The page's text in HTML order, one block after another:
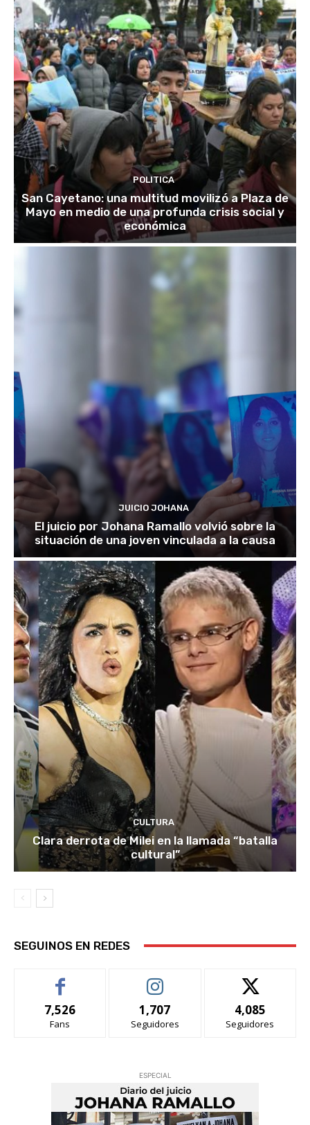
POLITICA
San Cayetano: una multitud movilizó a Plaza de
Mayo en medio de una profunda crisis social y
económica
JUICIO JOHANA
El juicio por Johana Ramallo volvió sobre la
situación de una joven vinculada a la causa
CULTURA
Clara derrota de Milei en la llamada “batalla
cultural”
SEGUINOS EN REDES
7,526
Fans
1,707
Seguidores
4,085
Seguidores
ESPECIAL